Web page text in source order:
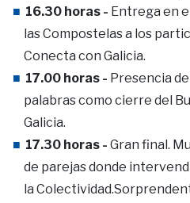
16.30 horas - Entrega en
las Compostelas a los
Conecta con Galicia.
17.00 horas - Presencia
palabras como cierre del
Galicia.
17.30 horas - Gran final.
de parejas donde
la